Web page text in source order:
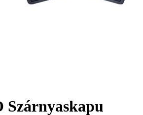
Szárnyaskapu